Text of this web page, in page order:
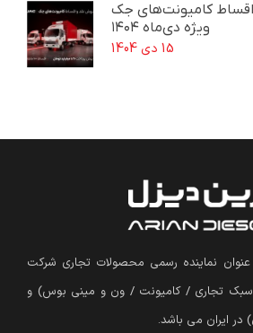
کامیونت‌های جک
ویژه دی‌ماه ۱۴۰۴
15 دی 1404
عنوان نماینده رسمی محصولات تجاری شرکت
سبک تجاری / کامیونت / ون و مینی بوس) و
در ایران می باشد.